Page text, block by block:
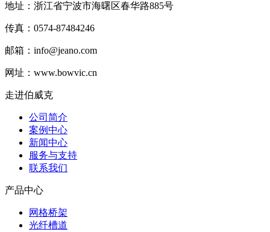
地址： 浙江省宁波市海曙区春华路885号
传真：0574-87484246
邮箱： info@jeano.com
网址：www.bowvic.cn
走进伯威克
公司简介
案例中心
新闻中心
服务与支持
联系我们
产品中心
网格桥架
光纤槽道